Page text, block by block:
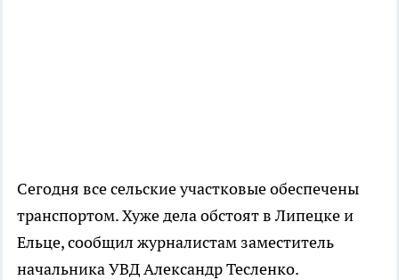
Сегодня все сельские участковые обеспечены
транспортом. Хуже дела обстоят в Липецке и
Ельце, сообщил журналистам заместитель
начальника УВД Александр Тесленко.